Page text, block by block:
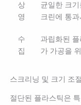
상
영
균일한 크
크린에 통
수
집
과립화된
가 가공을
스크리닝 및 크기 조절
절단된 플라스틱은